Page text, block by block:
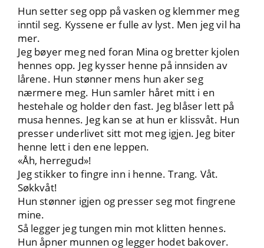
Hun setter seg opp på vasken og klemmer meg
inntil seg. Kyssene er fulle av lyst. Men jeg vil ha
mer.
Jeg bøyer meg ned foran Mina og bretter kjolen
hennes opp. Jeg kysser henne på innsiden av
lårene. Hun stønner mens hun aker seg
nærmere meg. Hun samler håret mitt i en
hestehale og holder den fast. Jeg blåser lett på
musa hennes. Jeg kan se at hun er klissvåt. Hun
presser underlivet sitt mot meg igjen. Jeg biter
henne lett i den ene leppen.
«Åh, herregud»!
Jeg stikker to fingre inn i henne. Trang. Våt.
Søkkvåt!
Hun stønner igjen og presser seg mot fingrene
mine.
Så legger jeg tungen min mot klitten hennes.
Hun åpner munnen og legger hodet bakover.